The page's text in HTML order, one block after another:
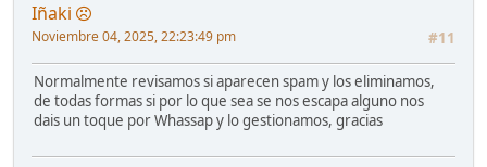
Iñaki
#11
Noviembre 04, 2025, 22:23:49 pm
Normalmente revisamos si aparecen spam y los eliminamos,
de todas formas si por lo que sea se nos escapa alguno nos
dais un toque por Whassap y lo gestionamos, gracias